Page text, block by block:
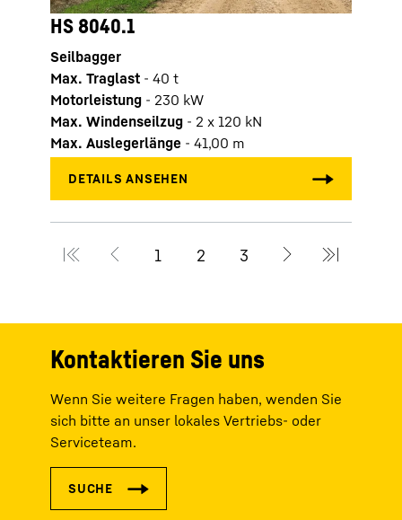
HS 8040.1
Seilbagger
Max. Traglast - 40 t
Motorleistung - 230 kW
Max. Windenseilzug - 2 x 120 kN
Max. Auslegerlänge - 41,00 m
Kontaktieren Sie uns
Wenn Sie weitere Fragen haben, wenden Sie
sich bitte an unser lokales Vertriebs- oder
Serviceteam.